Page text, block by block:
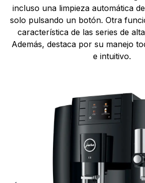
incluso una limpieza automática
solo pulsando un botón. Otra
característica de las series de
Además, destaca por su manejo
e intuitivo.